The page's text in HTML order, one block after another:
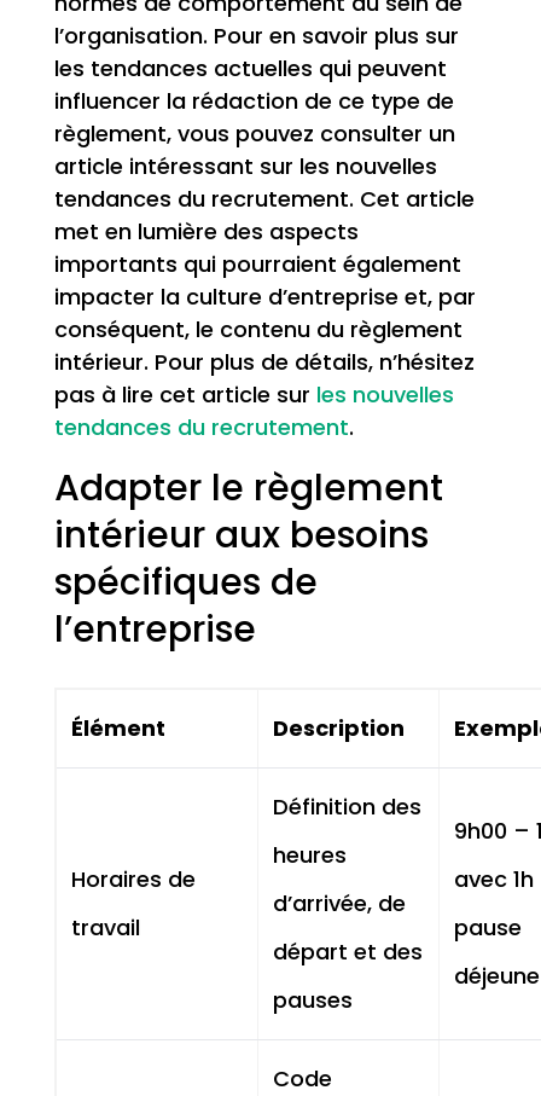
l’organisation. Pour en savoir plus sur
les tendances actuelles qui peuvent
influencer la rédaction de ce type de
règlement, vous pouvez consulter un
article intéressant sur les nouvelles
tendances du recrutement. Cet article
met en lumière des aspects
importants qui pourraient également
impacter la culture d’entreprise et, par
conséquent, le contenu du règlement
intérieur. Pour plus de détails, n’hésitez
pas à lire cet article sur les nouvelles
tendances du recrutement.
Adapter le règlement
intérieur aux besoins
spécifiques de
l’entreprise
Élément Description
Horaires de
travail
Définition des
heures
d’arrivée, de
départ et des
pauses
9h00 –
avec
pause
Code